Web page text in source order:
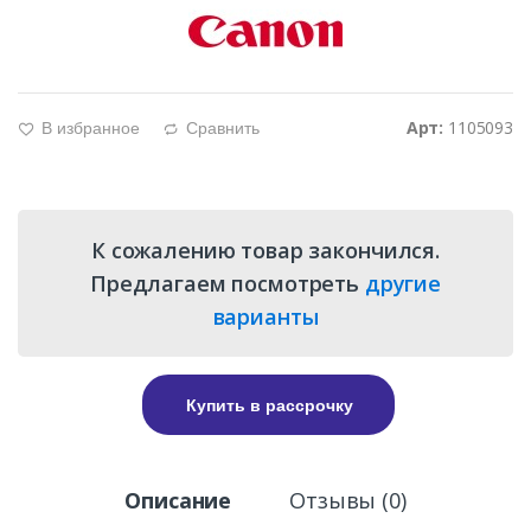
Арт: 1105093
g В избранное d Сравнить
К сожалению товар закончился.
Предлагаем посмотреть другие
варианты
Купить в рассрочку
Описание Отзывы (0)